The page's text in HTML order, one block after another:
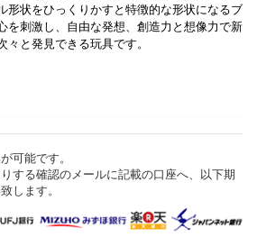
形状をひっくりかすと特徴的な形状になるブ
を刺激し、自由な発想、創造力と想像力で新
々と発見できる玩具です。
可能です。
する確認のメールに記載の口座へ、以下期
します。